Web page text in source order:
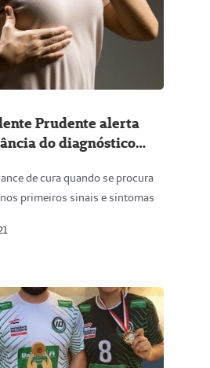
Prudente alerta
do diagnóstico
de cura quando se procura
primeiros sinais e sintomas